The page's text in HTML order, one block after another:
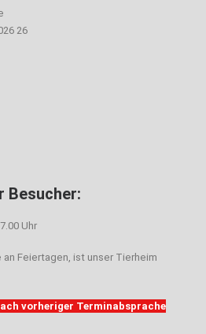
26
Besucher:
Uhr
Feiertagen, ist unser Tierheim
vorheriger Terminabsprache